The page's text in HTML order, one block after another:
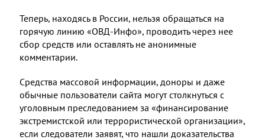
Теперь, находясь в России, нельзя обращаться на
горячую линию «ОВД-Инфо», проводить через нее
сбор средств или оставлять не анонимные
комментарии.
Средства массовой информации, доноры и даже
обычные пользователи сайта могут столкнуться с
уголовным преследованием за «финансирование
экстремистской или террористической организации»,
если следователи заявят, что нашли доказательства